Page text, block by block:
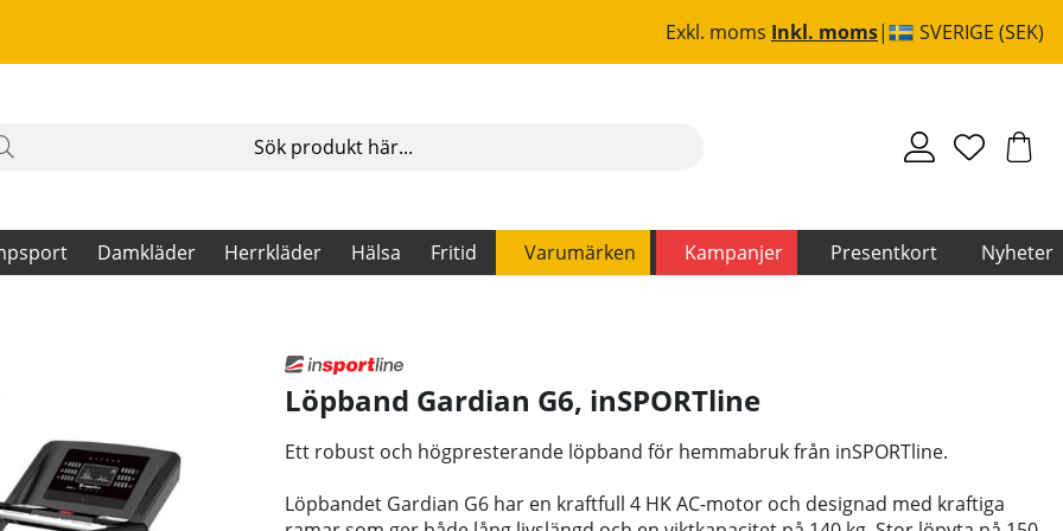
Exkl. moms Inkl. moms SVERIGE (SEK)
Damkläder Herrkläder Hälsa Fritid Varumärken Kampanjer Presentkort Nyheter
Löpband Gardian G6, inSPORTline
Ett robust och högpresterande löpband för hemmabruk från inSPORTline.
Löpbandet Gardian G6 har en kraftfull 4 HK AC-motor och designad med kraftiga